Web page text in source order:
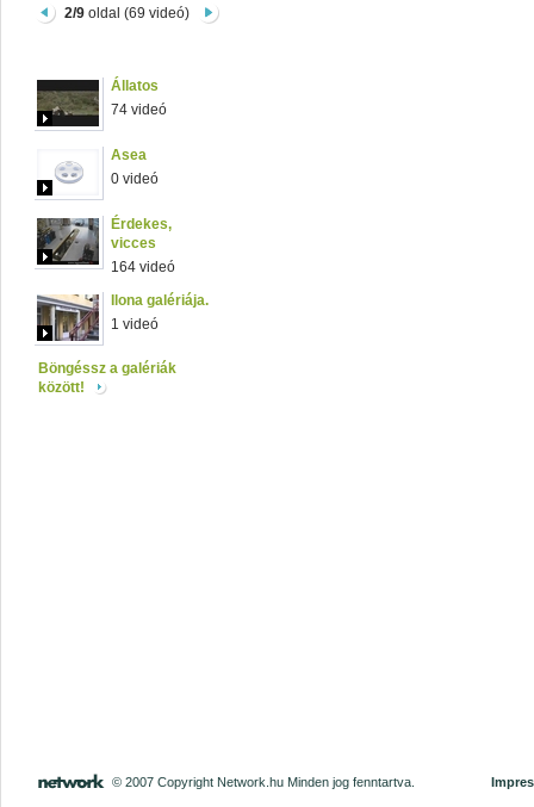
2/9oldal (69 videó)
Állatos
74 videó
Asea
0 videó
Érdekes,
vicces
164 videó
Ilona galériája.
1 videó
Böngéssz a galériák
között!
© 2007 Copyright Network.hu Minden jog fenntartva.